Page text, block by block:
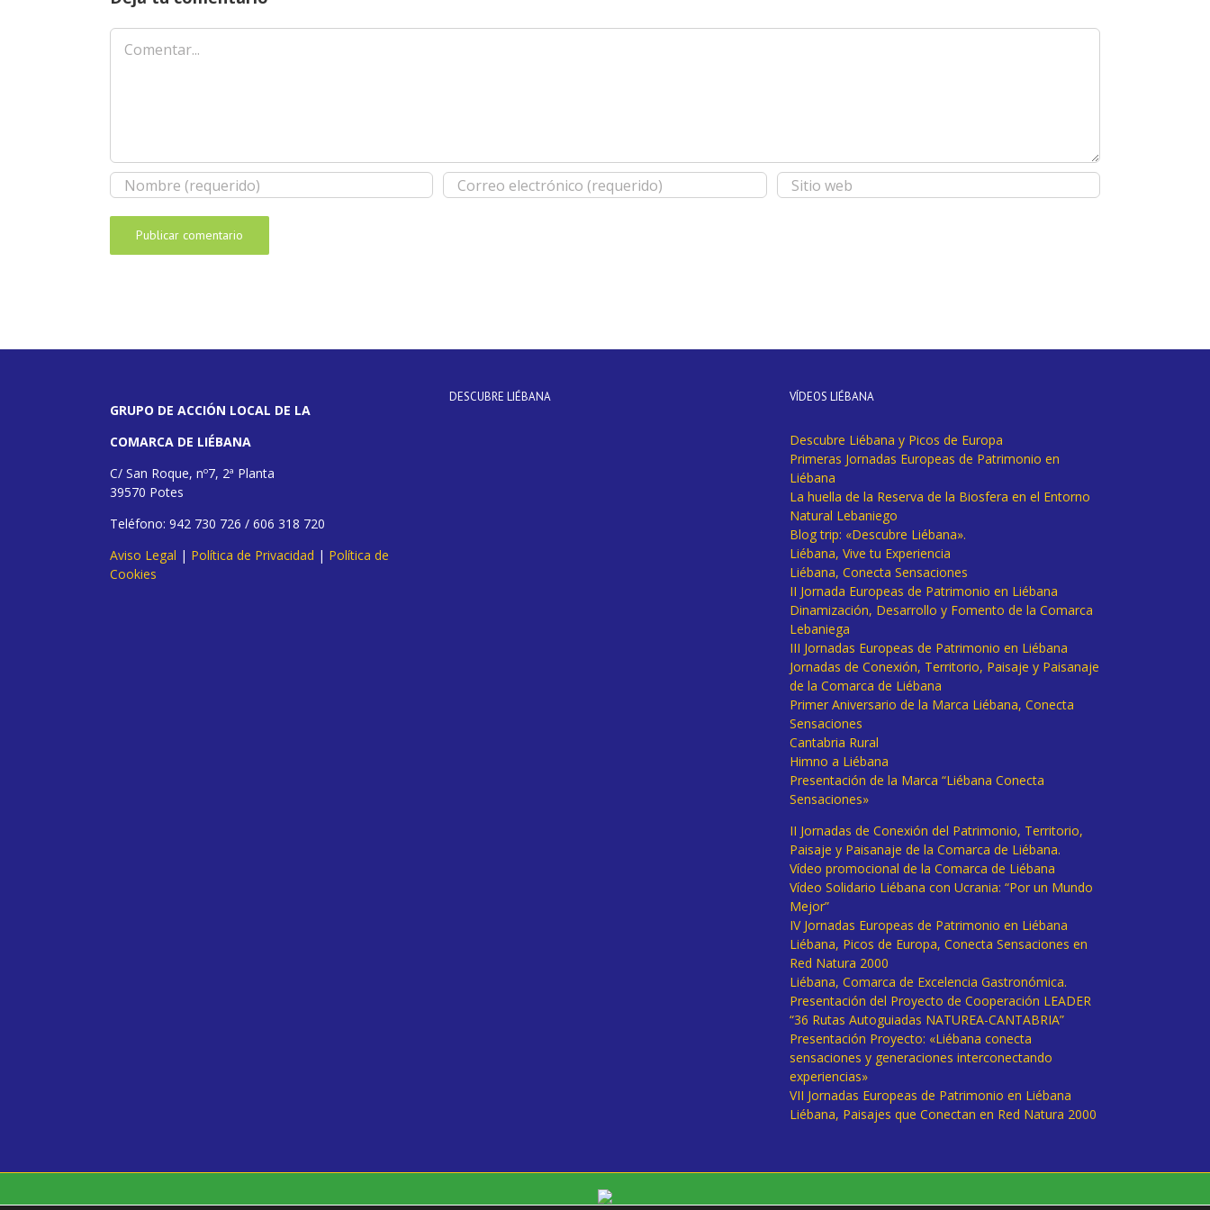
Comentar
GRUPO DE ACCIÓN LOCAL DE LA
COMARCA DE LIÉBANA
C/ San Roque, nº7, 2ª Planta
39570 Potes
Teléfono: 942 730 726 / 606 318 720
Aviso Legal | Política de Privacidad | Política de
Cookies
DESCUBRE LIÉBANA VÍDEOS LIÉBANA
Descubre Liébana y Picos de Europa
Primeras Jornadas Europeas de Patrimonio en
Liébana
La huella de la Reserva de la Biosfera en el Entorno
Natural Lebaniego
Blog trip: «Descubre Liébana».
Liébana, Vive tu Experiencia
Liébana, Conecta Sensaciones
II Jornada Europeas de Patrimonio en Liébana
Dinamización, Desarrollo y Fomento de la Comarca
Lebaniega
III Jornadas Europeas de Patrimonio en Liébana
Jornadas de Conexión, Territorio, Paisaje y Paisanaje
de la Comarca de Liébana
Primer Aniversario de la Marca Liébana, Conecta
Sensaciones
Cantabria Rural
Himno a Liébana
Presentación de la Marca “Liébana Conecta
Sensaciones»
II Jornadas de Conexión del Patrimonio, Territorio,
Paisaje y Paisanaje de la Comarca de Liébana.
Vídeo promocional de la Comarca de Liébana
Vídeo Solidario Liébana con Ucrania: “Por un Mundo
Mejor”
IV Jornadas Europeas de Patrimonio en Liébana
Liébana, Picos de Europa, Conecta Sensaciones en
Red Natura 2000
Liébana, Comarca de Excelencia Gastronómica.
Presentación del Proyecto de Cooperación LEADER
“36 Rutas Autoguiadas NATUREA-CANTABRIA”
Presentación Proyecto: «Liébana conecta
sensaciones y generaciones interconectando
experiencias»
VII Jornadas Europeas de Patrimonio en Liébana
Liébana, Paisajes que Conectan en Red Natura 2000